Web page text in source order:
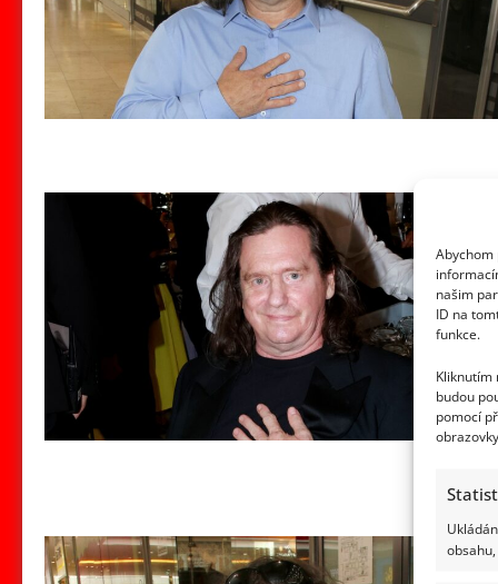
Abychom
našim
ID na
funkce.
Kliknutím
budou
pomocí